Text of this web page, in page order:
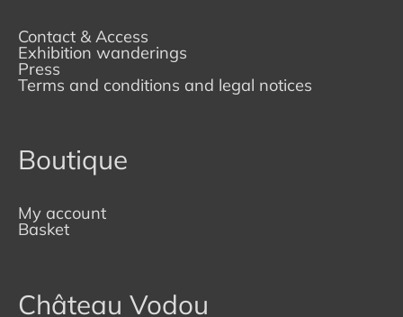
Contact & Access
Exhibition wanderings
Press
Terms and conditions and legal notices
Boutique
My account
Basket
Château Vodou